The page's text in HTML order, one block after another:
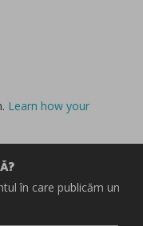
Learn how your
în care publicăm un